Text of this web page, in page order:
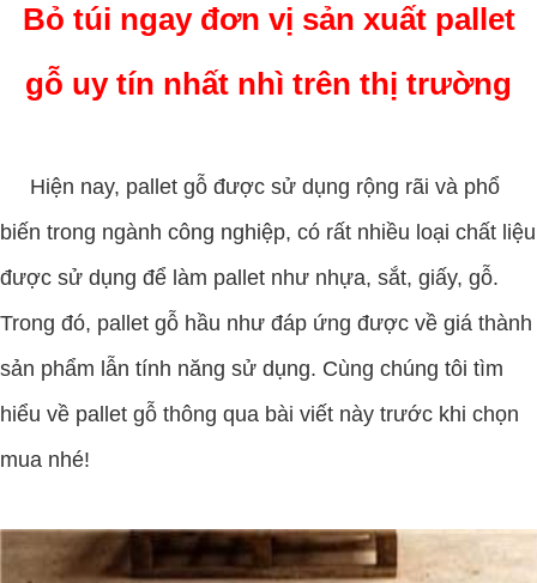
Bỏ túi ngay đơn vị sản xuất pallet
gỗ uy tín nhất nhì trên thị trường
Hiện nay, pallet gỗ được sử dụng rộng rãi và phổ
biến trong ngành công nghiệp, có rất nhiều loại chất liệu
được sử dụng để làm pallet như nhựa, sắt, giấy, gỗ.
Trong đó, pallet gỗ hầu như đáp ứng được về giá thành
sản phẩm lẫn tính năng sử dụng. Cùng chúng tôi tìm
hiểu về pallet gỗ thông qua bài viết này trước khi chọn
mua nhé!